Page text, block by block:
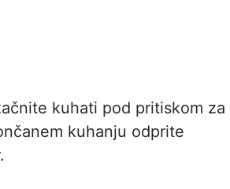
kuhati pod pritiskom za
kuhanju odprite